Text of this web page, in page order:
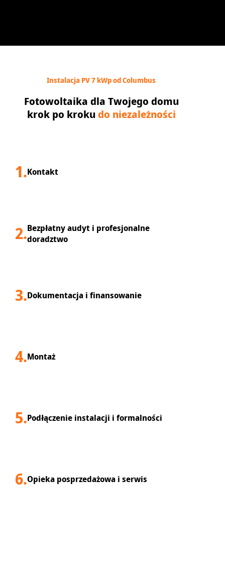
Instalacja PV 7 kWp od Columbus
Fotowoltaika dla Twojego domu
krok po krokudo niezależności
1.Kontakt
2.Bezpłatny audyt i profesjonalne
doradztwo
3.Dokumentacja i finansowanie
4.Montaż
5.Podłączenie instalacji i formalności
6.Opieka posprzedażowa i serwis